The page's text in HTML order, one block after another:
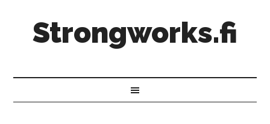
Strongworks.fi